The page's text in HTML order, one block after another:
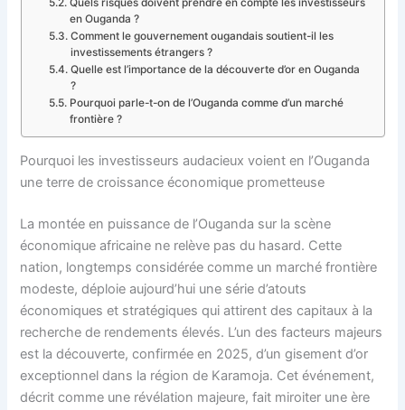
en Ouganda ?
Comment le gouvernement ougandais soutient-il les
investissements étrangers ?
Quelle est l’importance de la découverte d’or en Ouganda
?
Pourquoi parle-t-on de l’Ouganda comme d’un marché
frontière ?
Pourquoi les investisseurs audacieux voient en l’Ouganda
une terre de croissance économique prometteuse
La montée en puissance de l’Ouganda sur la scène
économique africaine ne relève pas du hasard. Cette
nation, longtemps considérée comme un marché frontière
modeste, déploie aujourd’hui une série d’atouts
économiques et stratégiques qui attirent des capitaux à la
recherche de rendements élevés. L’un des facteurs majeurs
est la découverte, confirmée en 2025, d’un gisement d’or
exceptionnel dans la région de Karamoja. Cet événement,
décrit comme une révélation majeure, fait miroiter une ère